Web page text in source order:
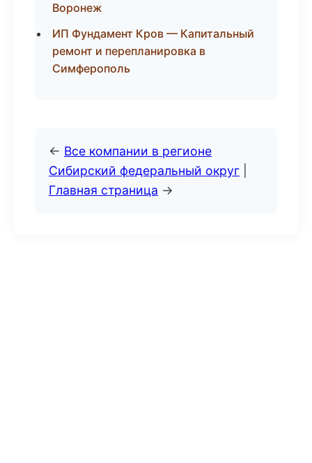
Воронеж
ИП Фундамент Кров — Капитальный
ремонт и перепланировка в
Симферополь
← Все компании в регионе
Сибирский федеральный округ
Главная страница →